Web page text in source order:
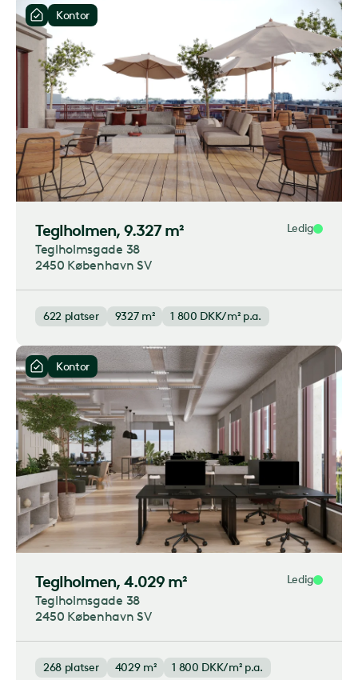
Kontor
Teglholmen, 9.327 m² Ledig
Teglholmsgade 38
2450 København SV
622 platser 9327 m² 1 800 DKK/m² p.a.
Kontor
Teglholmen, 4.029 m² Ledig
Teglholmsgade 38
2450 København SV
268 platser 4029 m² 1 800 DKK/m² p.a.